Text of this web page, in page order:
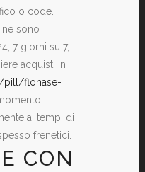
o code.
sono
7 giorni su 7,
acquisti in
pill/flonase-
ai tempi di
frenetici.
CON